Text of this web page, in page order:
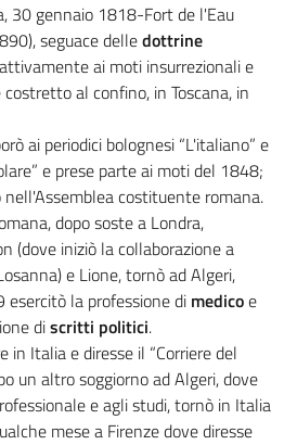
30 gennaio 1818-Fort de l'Eau
seguace delledottrine
ai moti insurrezionali e
al confino, in Toscana, in
ai periodici bolognesi “L'italiano” e
e prese parte ai moti del 1848;
costituente romana.
dopo soste a Londra,
(dove iniziò la collaborazione a
e Lione, tornò ad Algeri,
la professione di medicoe
discritti politici.
Italia e diresse il “Corriere del
un altro soggiorno ad Algeri, dove
e agli studi, tornò in Italia
mese a Firenze dove diresse